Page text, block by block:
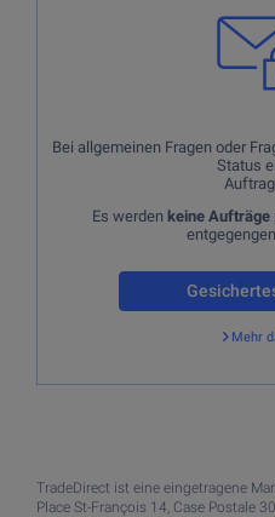
Bei allgemeinen Fragen oder
Status
Es werden keine Aufträge
Mehr
per
TradeDirect ist eine eingetragene
Place St-François 14, Case Postale